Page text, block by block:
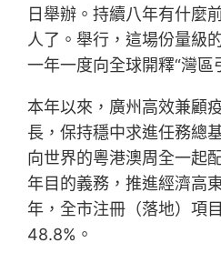
日舉辦。持續八年有什麼
人了。舉行，這場份量級
一年一度向全球開釋“灣區
本年以來，廣州高效兼顧
長，保持穩中求進任務總
向世界的粵港澳周全一起
年目的義務，推進經濟高
年，全市注冊（落地）項
48.8%。